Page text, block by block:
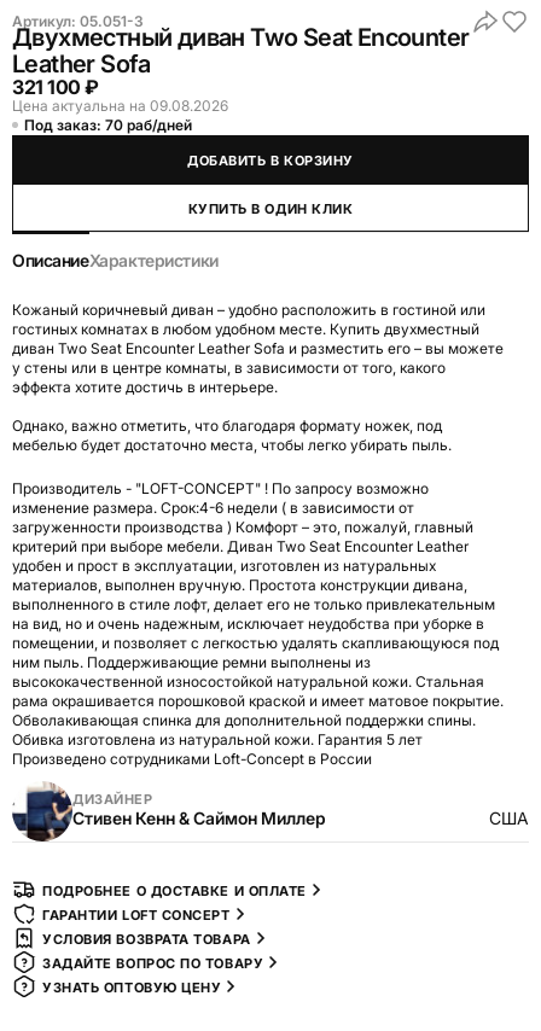
Артикул: 05.051-3
Двухместный диван Two Seat Encounter
Leather Sofa
321 100 ₽
Цена актуальна на 09.08.2026
Под заказ: 70 раб/дней
ДОБАВИТЬ В КОРЗИНУ
КУПИТЬ В ОДИН КЛИК
ОписаниеХарактеристики
Кожаный коричневый диван – удобно расположить в гостиной или
гостиных комнатах в любом удобном месте. Купить двухместный
диван Two Seat Encounter Leather Sofa и разместить его – вы можете
у стены или в центре комнаты, в зависимости от того, какого
эффекта хотите достичь в интерьере.
Однако, важно отметить, что благодаря формату ножек, под
мебелью будет достаточно места, чтобы легко убирать пыль.
Производитель - "LOFT-CONCEPT" ! По запросу возможно
изменение размера. Срок:4-6 недели ( в зависимости от
загруженности производства ) Комфорт – это, пожалуй, главный
критерий при выборе мебели. Диван Two Seat Encounter Leather
удобен и прост в эксплуатации, изготовлен из натуральных
материалов, выполнен вручную. Простота конструкции дивана,
выполненного в стиле лофт, делает его не только привлекательным
на вид, но и очень надежным, исключает неудобства при уборке в
помещении, и позволяет с легкостью удалять скапливающуюся под
ним пыль. Поддерживающие ремни выполнены из
высококачественной износостойкой натуральной кожи. Стальная
рама окрашивается порошковой краской и имеет матовое покрытие.
Обволакивающая спинка для дополнительной поддержки спины.
Обивка изготовлена из натуральной кожи. Гарантия 5 лет
Произведено сотрудниками Loft-Concept в России
ДИЗАЙНЕР
Стивен Кенн & Саймон Миллер США
ПОДРОБНЕЕ О ДОСТАВКЕ И ОПЛАТЕ
ГАРАНТИИ LOFT CONCEPT
УСЛОВИЯ ВОЗВРАТА ТОВАРА
ЗАДАЙТЕ ВОПРОС ПО ТОВАРУ
УЗНАТЬ ОПТОВУЮ ЦЕНУ